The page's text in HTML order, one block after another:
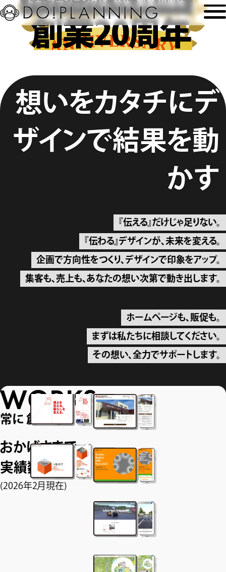
創業20周年
ドゥ・プランニングは、今年、創業20周年
想いをカタチにデ
ザインで結果を動
かす
『伝える』だけじゃ足りない。
『伝わる』デザインが、未来を変える。
企画で方向性をつくり、デザインで印象をアップ。
集客も、売上も、あなたの想い次第で動き出します。
ホームページも、販促も。
まずは私たちに相談してください。
その想い、全力でサポートします。
WORKS
常に 創造的に 革新的に
おかげさまで、
実績数880件
(2026年2月現在)